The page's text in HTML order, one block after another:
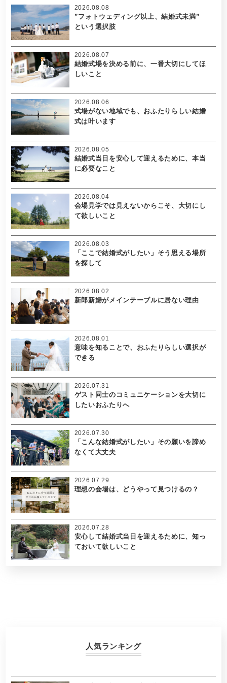
”フォトウェディング以上、結婚式未満”
という選択肢
2026.08.08
結婚式場を決める前に、一番大切にしてほ
しいこと
2026.08.07
式場がない地域でも、おふたりらしい結婚
式は叶います
2026.08.06
結婚式当日を安心して迎えるために、本当
に必要なこと
2026.08.05
会場見学では見えないからこそ、大切にし
て欲しいこと
2026.08.04
「ここで結婚式がしたい」そう思える場所
を探して
2026.08.03
新郎新婦がメインテーブルに居ない理由
2026.08.02
意味を知ることで、おふたりらしい選択が
できる
2026.08.01
ゲスト同士のコミュニケーションを大切に
したいおふたりへ
2026.07.31
「こんな結婚式がしたい」その願いを諦め
なくて大丈夫
2026.07.30
理想の会場は、どうやって見つけるの？
2026.07.29
安心して結婚式当日を迎えるために、知っ
ておいて欲しいこと
2026.07.28
人気ランキング